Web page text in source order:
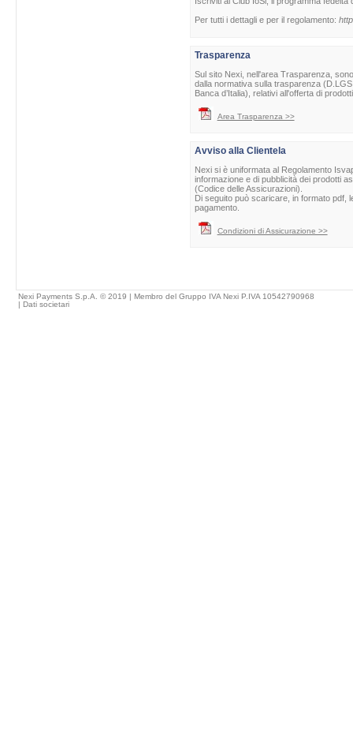
Per tutti i dettagli e per il regolamento:
Trasparenza
Sul sito Nexi, nell'area Trasparenza,
dalla normativa sulla trasparenza
Banca d’Italia), relativi all'offerta di
Area Trasparenza >>
Avviso alla Clientela
Nexi si è uniformata al Regolamento
informazione e di pubblicità dei prodotti
(Codice delle Assicurazioni).
Di seguito può scaricare, in formato pdf,
pagamento.
Condizioni di Assicurazione >>
Nexi Payments S.p.A. © 2019 | Membro del Gruppo IVA Nexi P.IVA 10542790968
| Dati societari